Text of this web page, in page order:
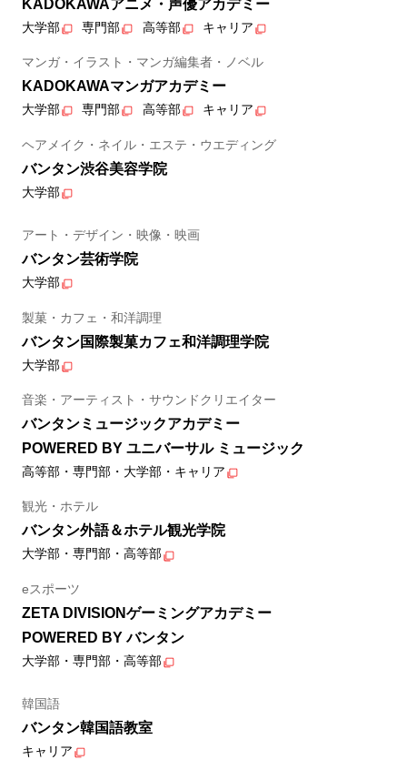
KADOKAWAアニメ・声優アカデミー
大学部 専門部 高等部 キャリア
マンガ・イラスト・マンガ編集者・ノベル
KADOKAWAマンガアカデミー
大学部 専門部 高等部 キャリア
ヘアメイク・ネイル・エステ・ウエディング
バンタン渋谷美容学院
大学部
アート・デザイン・映像・映画
バンタン芸術学院
大学部
製菓・カフェ・和洋調理
バンタン国際製菓カフェ和洋調理学院
大学部
音楽・アーティスト・サウンドクリエイター
バンタンミュージックアカデミー
POWERED BY ユニバーサル ミュージック
高等部・専門部・大学部・キャリア
観光・ホテル
バンタン外語＆ホテル観光学院
大学部・専門部・高等部
eスポーツ
ZETA DIVISIONゲーミングアカデミー
POWERED BY バンタン
大学部・専門部・高等部
韓国語
バンタン韓国語教室
キャリア